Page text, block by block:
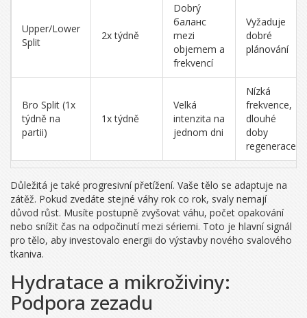
Upper/Lower
Split
2x týdně
Dobrý
баланс
mezi
objemem a
frekvencí
Vyžaduje
dobré
plánování
Bro Split (1x
týdně na
partii)
1x týdně
Velká
intenzita na
jednom dni
Nízká
frekvence,
dlouhé
doby
regenerace
Důležitá je také progresivní přetížení. Vaše tělo se adaptuje na
zátěž. Pokud zvedáte stejné váhy rok co rok, svaly nemají
důvod růst. Musíte postupně zvyšovat váhu, počet opakování
nebo snížit čas na odpočinutí mezi sériemi. Toto je hlavní signál
pro tělo, aby investovalo energii do výstavby nového svalového
tkaniva.
Hydratace a mikroživiny:
Podpora zezadu